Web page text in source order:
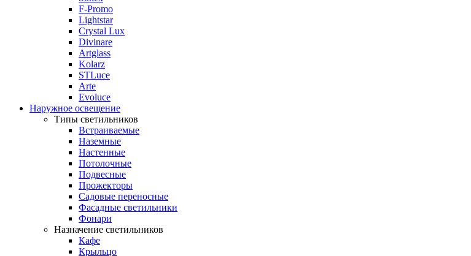
F-Promo
Lightstar
Crystal Lux
Divinare
Artglass
Kolarz
STLuce
Arte
Evoluce
Наружное освещение
Типы светильников
Встраиваемые
Наземные
Настенные
Потолочные
Подвесные
Прожекторы
Садовые переносные
Фасадные светильники
Фонари
Назначение светильников
Кафе
Крыльцо